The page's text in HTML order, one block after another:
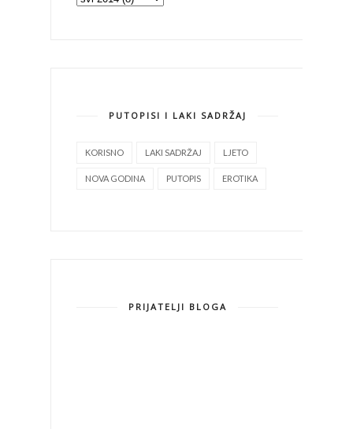
PUTOPISI I LAKI SADRŽAJ
KORISNO LAKI SADRŽAJ LJETO
NOVA GODINA PUTOPIS EROTIKA
PRIJATELJI BLOGA